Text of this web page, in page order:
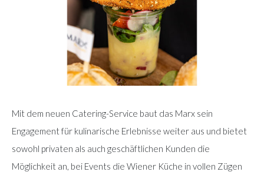
Mit dem neuen Catering-Service baut das Marx sein
Engagement für kulinarische Erlebnisse weiter aus und bietet
sowohl privaten als auch geschäftlichen Kunden die
Möglichkeit an, bei Events die Wiener Küche in vollen Zügen